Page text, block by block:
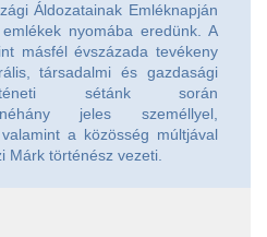
Áldozatainak Emléknapján
nyomába eredünk. A
másfél évszázada tevékeny
társadalmi és gazdasági
sétánk során
néhány jeles személlyel,
a közösség múltjával
Márk történész vezeti.